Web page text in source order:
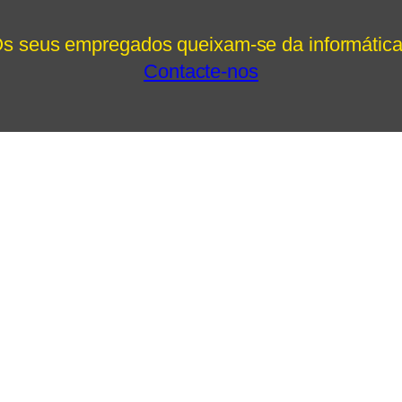
seus empregados queixam-se da
Contacte-nos